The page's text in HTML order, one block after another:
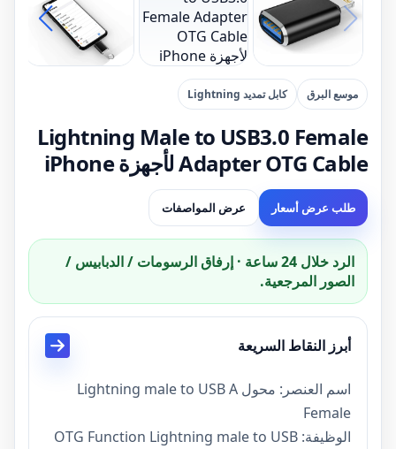
موسع البرق كابل تمديد Lightning
Lightning Male to USB3.0 Female
Adapter OTG Cable لأجهزة iPhone
طلب عرض أسعار عرض المواصفات
الرد خلال 24 ساعة · إرفاق الرسومات / الدبابيس /
الصور المرجعية.
أبرز النقاط السريعة
اسم العنصر: محول Lightning male to USB A
Female
الوظيفة: OTG Function Lightning male to USB